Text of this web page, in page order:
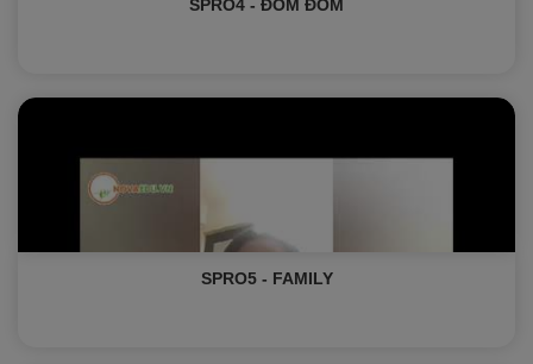
SPRO4 - ĐOM ĐÓM
SPRO5 - FAMILY